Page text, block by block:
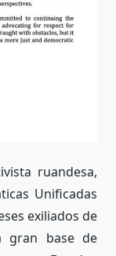
ruandesa,
Unificadas
exiliados de
gran base de